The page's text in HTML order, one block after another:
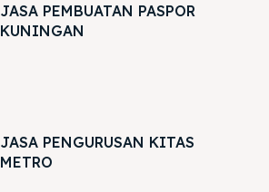
JASA PEMBUATAN PASPOR
KUNINGAN
JASA PENGURUSAN KITAS
METRO